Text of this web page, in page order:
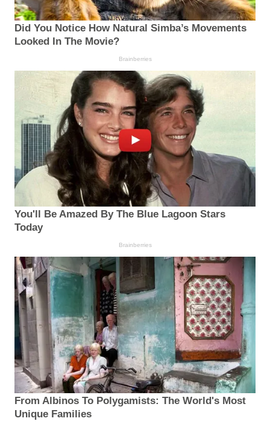
Did You Notice How Natural Simba’s Movements
Looked In The Movie?
Brainberries
You'll Be Amazed By The Blue Lagoon Stars
Today
Brainberries
From Albinos To Polygamists: The World's Most
Unique Families